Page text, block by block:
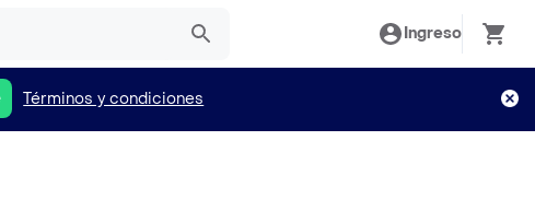
Ingreso
Términos y condiciones